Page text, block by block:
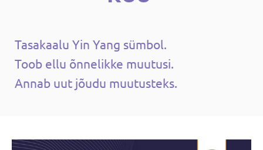
Tasakaalu Yin Yang sümbol.
Toob ellu õnnelikke muutusi.
Annab uut jõudu muutusteks.